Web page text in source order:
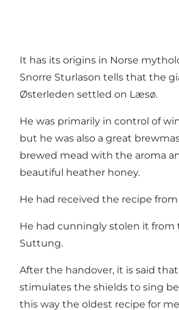
It has its origins in Norse
Snorre Sturlason tells that the
Østerleden settled on Læsø.
He was primarily in control of
but he was also a great
brewed mead with the aroma
beautiful heather honey.
He had received the recipe from
He had cunningly stolen it from
Suttung.
After the handover, it is said
stimulates the shields to sing
this way the oldest recipe for